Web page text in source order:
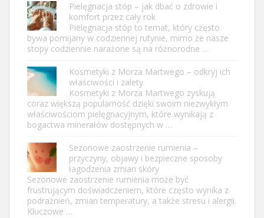
Pielęgnacja stóp – jak dbać o zdrowie i
komfort przez cały rok
Pielęgnacja stóp to temat, który często
bywa pomijany w codziennej rutynie, mimo że nasze
stopy codziennie narażone są na różnorodne …
Kosmetyki z Morza Martwego – odkryj ich
właściwości i zalety
Kosmetyki z Morza Martwego zyskują
coraz większą popularność dzięki swoim niezwykłym
właściwościom pielęgnacyjnym, które wynikają z
bogactwa minerałów dostępnych w …
Sezonowe zaostrzenie rumienia –
przyczyny, objawy i bezpieczne sposoby
łagodzenia zmian skóry
Sezonowe zaostrzenie rumienia może być
frustrującym doświadczeniem, które często wynika z
podrażnień, zmian temperatury, a także stresu i alergii.
Kluczowe …